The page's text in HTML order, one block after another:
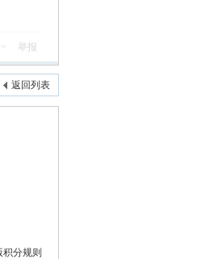
举报
返回列表
积分规则